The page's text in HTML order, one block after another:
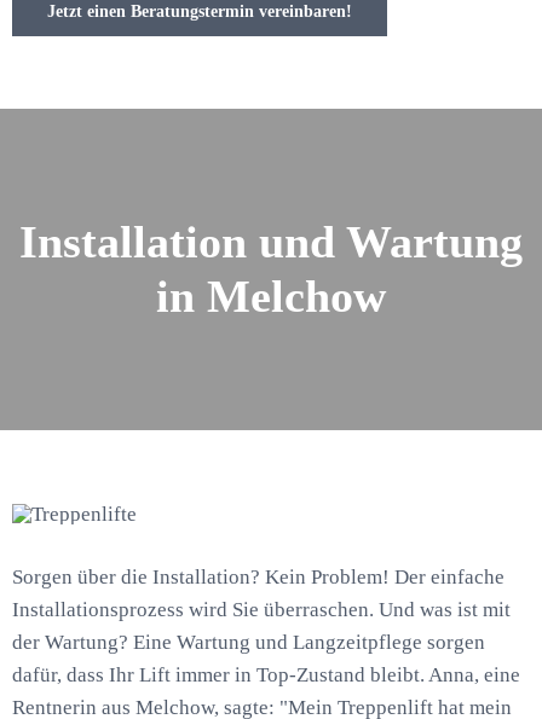
Jetzt einen Beratungstermin vereinbaren!
Installation und Wartung
in Melchow
Sorgen über die Installation? Kein Problem! Der einfache
Installationsprozess wird Sie überraschen. Und was ist mit
der Wartung? Eine Wartung und Langzeitpflege sorgen
dafür, dass Ihr Lift immer in Top-Zustand bleibt. Anna, eine
Rentnerin aus Melchow, sagte: "Mein Treppenlift hat mein